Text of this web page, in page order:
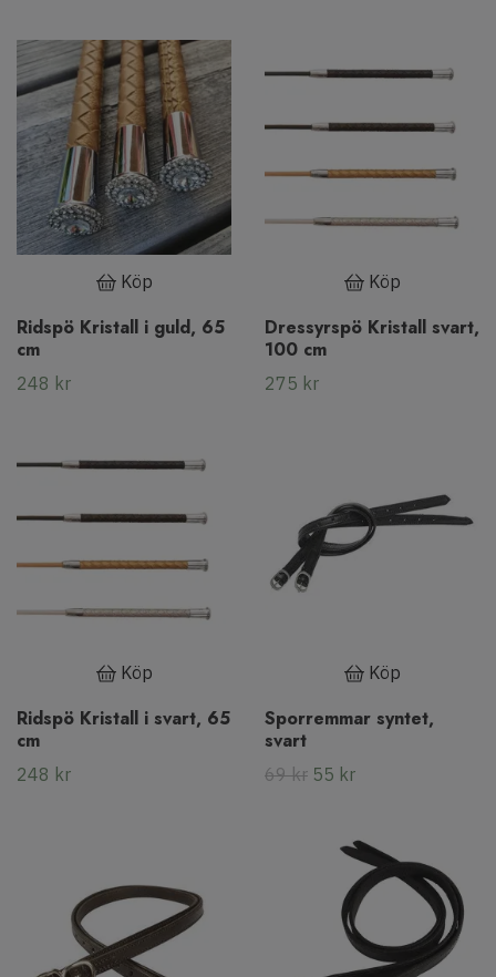
Köp
Ridspö Kristall i guld, 65
cm
248 kr
Köp
Dressyrspö Kristall svart,
100 cm
275 kr
Köp
Ridspö Kristall i svart, 65
cm
248 kr
Köp
Sporremmar syntet,
svart
69 kr 55 kr